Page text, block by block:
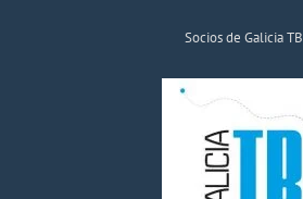
Socios de Galicia TB